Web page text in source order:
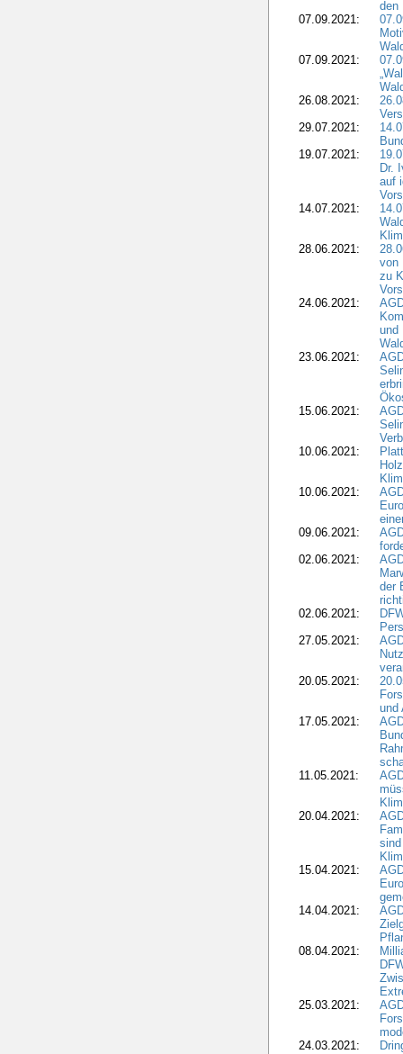
den
07.09.2021:
07.09.2021:
26.08.2021:
29.07.2021:
19.07.2021:
Dr.
auf
14.07.2021:
28.06.2021:
von
zu
24.06.2021:
und
23.06.2021:
15.06.2021:
10.06.2021:
10.06.2021:
09.06.2021:
02.06.2021:
der
02.06.2021:
27.05.2021:
20.05.2021:
und
17.05.2021:
11.05.2021:
20.04.2021:
15.04.2021:
14.04.2021:
08.04.2021:
25.03.2021:
24.03.2021: